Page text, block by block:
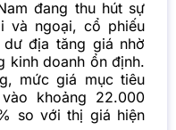
đang thu hút sự
và ngoại, cổ phiếu
địa tăng giá nhờ
kinh doanh ổn định.
mức giá mục tiêu
khoảng 22.000
so với thị giá hiện